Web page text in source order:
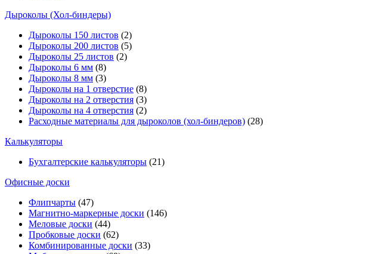
Дыроколы (Хол-биндеры)
Дыроколы 150 листов (2)
Дыроколы 200 листов (5)
Дыроколы 25 листов (2)
Дыроколы 6 мм (8)
Дыроколы 8 мм (3)
Дыроколы на 1 отверстие (8)
Дыроколы на 2 отверстия (3)
Дыроколы на 4 отверстия (2)
Расходные материалы для дыроколов (хол-биндеров) (28)
Калькуляторы
Бухгалтерские калькуляторы (21)
Офисные доски
Флипчарты (47)
Магнитно-маркерные доски (146)
Меловые доски (44)
Пробковые доски (62)
Комбинированные доски (33)